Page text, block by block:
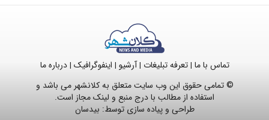
تماس با ما |تعرفه تبلیغات |آرشیو | اینفوگرافیک |درباره ما
© تمامی حقوق این وب سایت متعلق به کلانشهر می باشد و
استفاده از مطالب با درج منبع و لینک مجاز است.
طراحی و پیاده سازی توسط: بیدسان